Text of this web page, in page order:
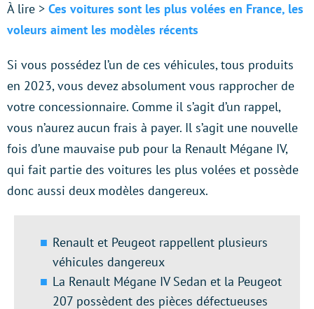
À lire > Ces voitures sont les plus volées en France, les
voleurs aiment les modèles récents
Si vous possédez l’un de ces véhicules, tous produits
en 2023, vous devez absolument vous rapprocher de
votre concessionnaire. Comme il s’agit d’un rappel,
vous n’aurez aucun frais à payer. Il s’agit une nouvelle
fois d’une mauvaise pub pour la Renault Mégane IV,
qui fait partie des voitures les plus volées et possède
donc aussi deux modèles dangereux.
Renault et Peugeot rappellent plusieurs
véhicules dangereux
La Renault Mégane IV Sedan et la Peugeot
207 possèdent des pièces défectueuses